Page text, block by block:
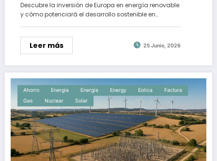
Descubre la inversión de Europa en energía renovable
y cómo potenciará el desarrollo sostenible en…
Leer más 25 Junio, 2026
Ahorro Energia Energía Energy Eolica
Factura
Gas
Nuclear Solar